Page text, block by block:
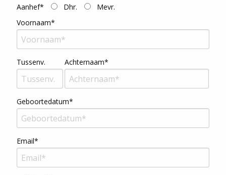
Aanhef* Dhr.
Mevr.
Voornaam*
Tussenv. Achternaam*
Geboortedatum*
Email*